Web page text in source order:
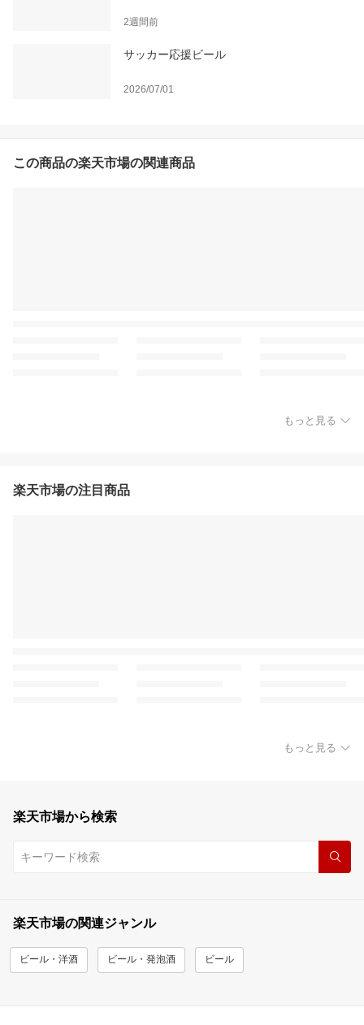
2週間前
サッカー応援ビール
2026/07/01
この商品の楽天市場の関連商品
もっと見る
楽天市場の注目商品
もっと見る
楽天市場から検索
楽天市場の関連ジャンル
ビール・洋酒 ビール・発泡酒 ビール